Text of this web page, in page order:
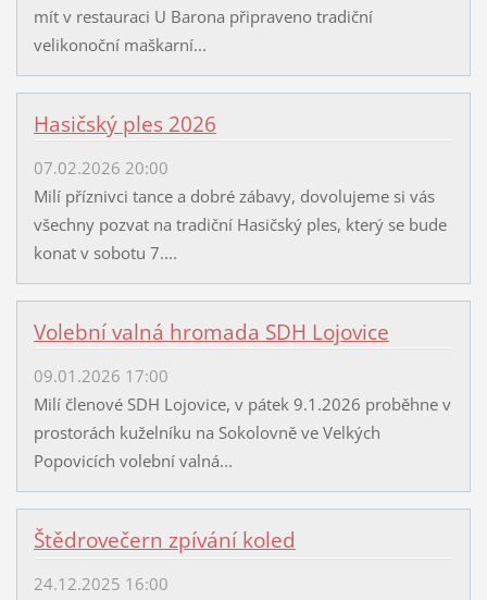
mít v restauraci U Barona připraveno tradiční
velikonoční maškarní...
Hasičský ples 2026
07.02.2026 20:00
Milí příznivci tance a dobré zábavy, dovolujeme si vás
všechny pozvat na tradiční Hasičský ples, který se bude
konat v sobotu 7....
Volební valná hromada SDH Lojovice
09.01.2026 17:00
Milí členové SDH Lojovice, v pátek 9.1.2026 proběhne v
prostorách kuželníku na Sokolovně ve Velkých
Popovicích volební valná...
Štědrovečern zpívání koled
24.12.2025 16:00